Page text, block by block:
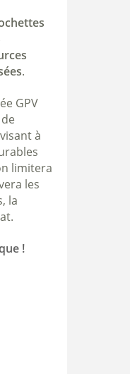
.
GPV
à
limitera
les
la
!